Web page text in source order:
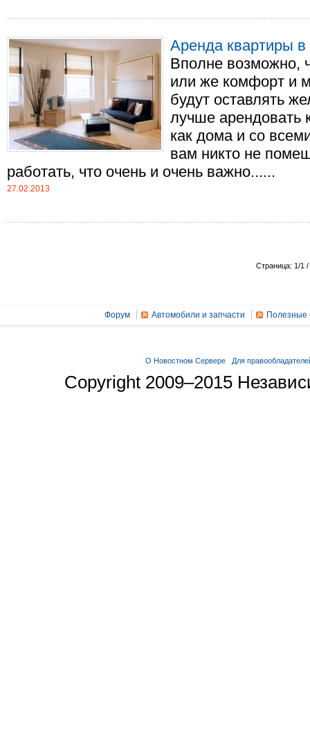
Аренда квартиры в
Вполне возможно,
или же комфорт и
будут оставлять
лучше арендовать
как дома и со
вам никто не
работать, что очень и очень важно......
27.02.2013
Страница: 1/1 /
Форум Автомобили и запчасти Полезные
О Новостном Сервере Для
Copyright 2009–2015